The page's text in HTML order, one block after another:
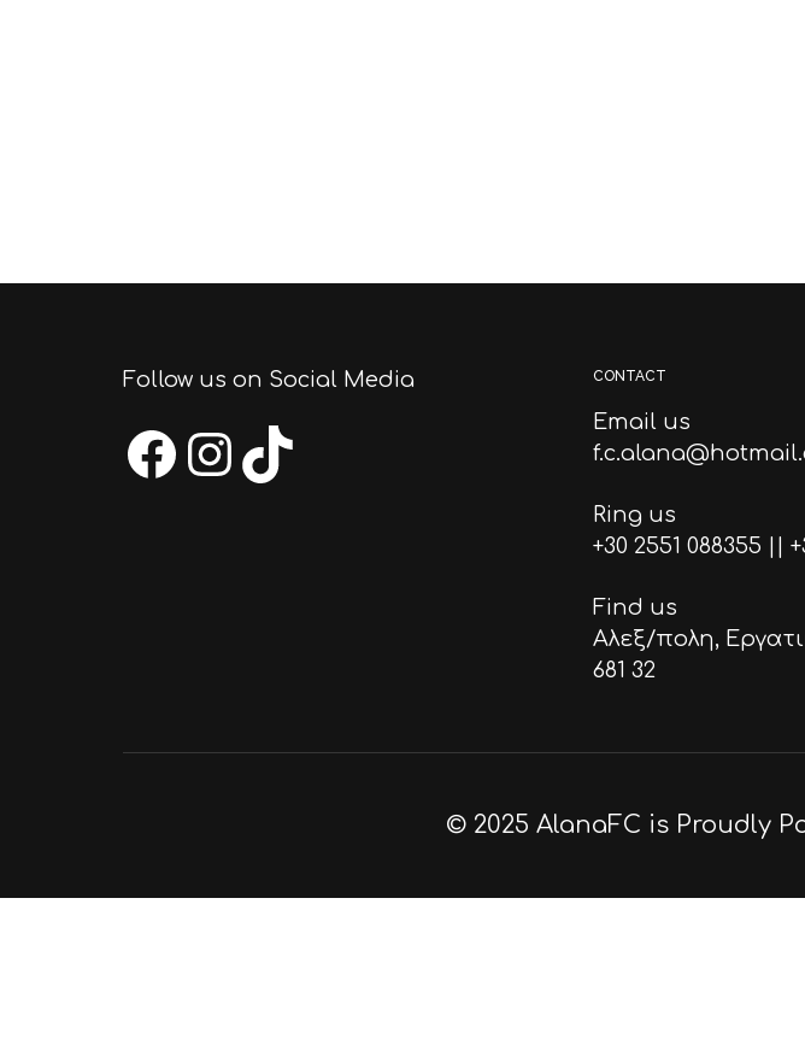
Follow us on Social Media
Facebook
Instagram
TikTok
CONTACT
Email us
Ring us
+30 2551 088355 ||
Find us
Αλεξ/πολη,
681 32
© 2025 AlanaFC is Proudly